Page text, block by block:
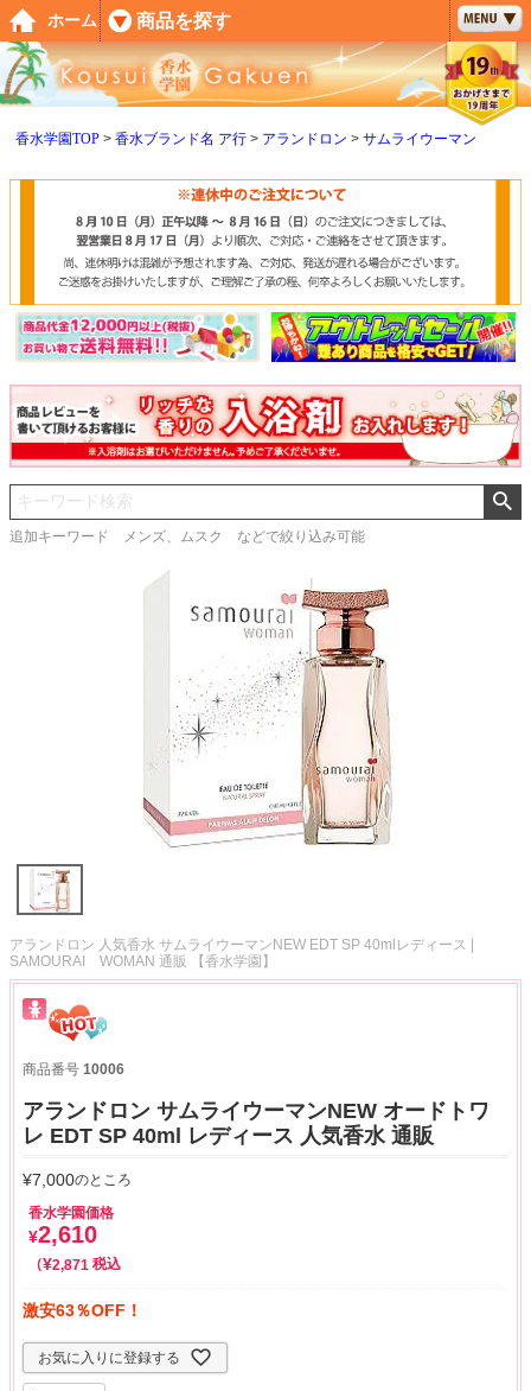
香水学園TOP 香水ブランド名 ア行 アランドロン サムライウーマン
追加キーワード メンズ、ムスク などで絞り込み可能
アランドロン 人気香水 サムライウーマンNEW EDT SP 40mlレディース |
SAMOURAI WOMAN 通販 【香水学園】
商品番号 10006
アランドロン サムライウーマンNEW オードトワ
レ EDT SP 40ml レディース 人気香水 通販
¥7,000のところ
香水学園価格
¥2,610
¥2,871 税込
激安63％OFF！
お気に入りに登録する
ペー
ジト
ップ
へ
ホーム 商品を探す